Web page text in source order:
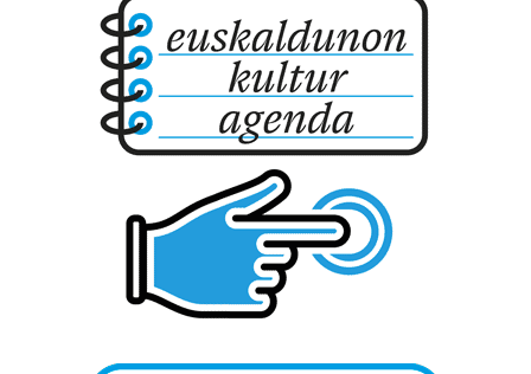
Lortu zure datu pertsonalak prozesatzeko moduari
buruzko informazio gehiago eta ezarri zure lehentasunak
datuen atalean. Edozein unetan alda edo ken dezakezu
zure baimena Cookieen adierazpenean.
Webgune honek cookie propioak eta hirugarrenen cookie-
fitxategiak erabiltzen ditu. Zure esperientzia eta
zerbitzuak hobetzeko asmoz, cookie teknologiaz
baliatzen gara. Ohar hau onartuz gero, teknologia hori
erabiltzeko baimen esplizitua ematen diguzu.